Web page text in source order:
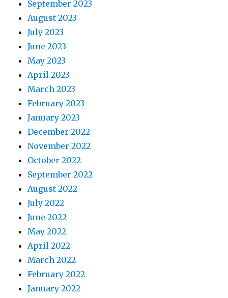
September 2023
August 2023
July 2023
June 2023
May 2023
April 2023
March 2023
February 2023
January 2023
December 2022
November 2022
October 2022
September 2022
August 2022
July 2022
June 2022
May 2022
April 2022
March 2022
February 2022
January 2022